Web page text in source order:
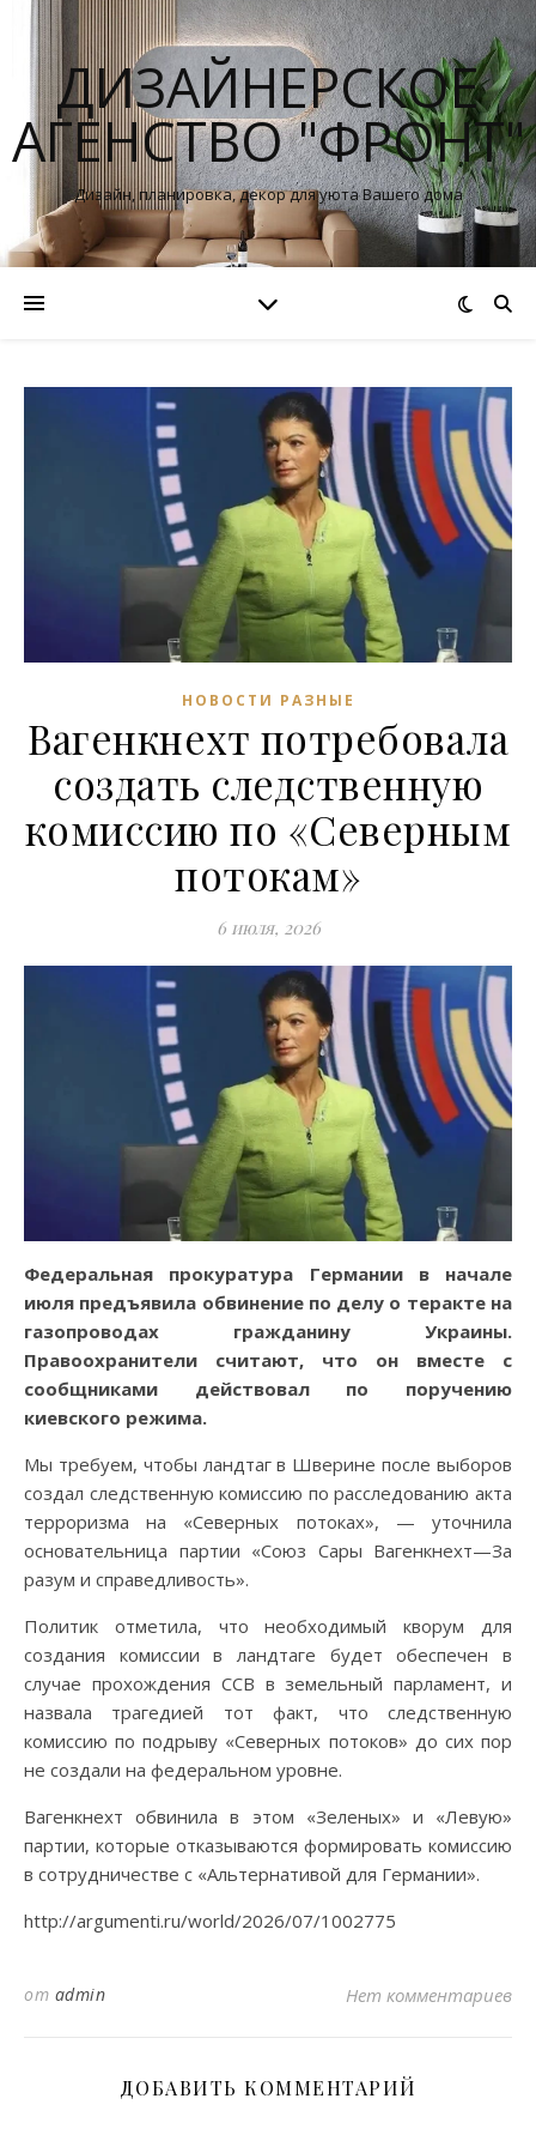
ДИЗАЙНЕРСКОЕ
АГЕНСТВО "ФРОНТ"
Дизайн, планировка, декор для уюта Вашего дома
НОВОСТИ РАЗНЫЕ
Вагенкнехт потребовала
создать следственную
комиссию по «Северным
потокам»
6 июля, 2026
Федеральная прокуратура Германии в начале
июля предъявила обвинение по делу о теракте на
газопроводах гражданину Украины.
Правоохранители считают, что он вместе с
сообщниками действовал по поручению
киевского режима.
Мы требуем, чтобы ландтаг в Шверине после выборов
создал следственную комиссию по расследованию акта
терроризма на «Северных потоках», — уточнила
основательница партии «Союз Сары Вагенкнехт—За
разум и справедливость».
Политик отметила, что необходимый кворум для
создания комиссии в ландтаге будет обеспечен в
случае прохождения ССВ в земельный парламент, и
назвала трагедией тот факт, что следственную
комиссию по подрыву «Северных потоков» до сих пор
не создали на федеральном уровне.
Вагенкнехт обвинила в этом «Зеленых» и «Левую»
партии, которые отказываются формировать комиссию
в сотрудничестве с «Альтернативой для Германии».
http://argumenti.ru/world/2026/07/1002775
от admin Нет комментариев
ДОБАВИТЬ КОММЕНТАРИЙ